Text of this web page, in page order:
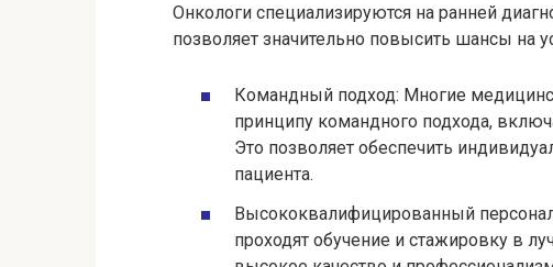
Онкологи специализируются на ранней
позволяет значительно повысить шансы на
Командный подход: Многие
принципу командного подхода,
Это позволяет обеспечить
пациента.
Высококвалифицированный
проходят обучение и стажировку в